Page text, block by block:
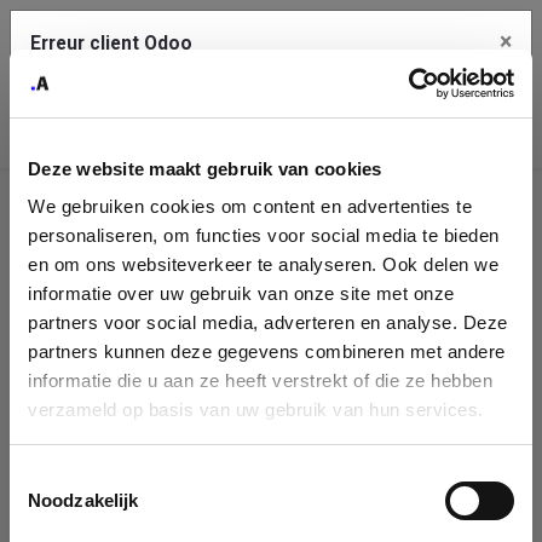
Deze website maakt gebruik van cookies
We gebruiken cookies om content en advertenties te
personaliseren, om functies voor social media te bieden
en om ons websiteverkeer te analyseren. Ook delen we
informatie over uw gebruik van onze site met onze
partners voor social media, adverteren en analyse. Deze
partners kunnen deze gegevens combineren met andere
informatie die u aan ze heeft verstrekt of die ze hebben
verzameld op basis van uw gebruik van hun services.
Noodzakelijk
Identification
de
l'entreprise
Please fill in your company details
form. If you don't find your company in our database, you can create
a new company record with the button below.
Erreur client Odoo ×
Une erreur s'est produite
Utilisez le bouton Copier pour reporter cette erreur à votre
service de support.
Voir les détails
Ok